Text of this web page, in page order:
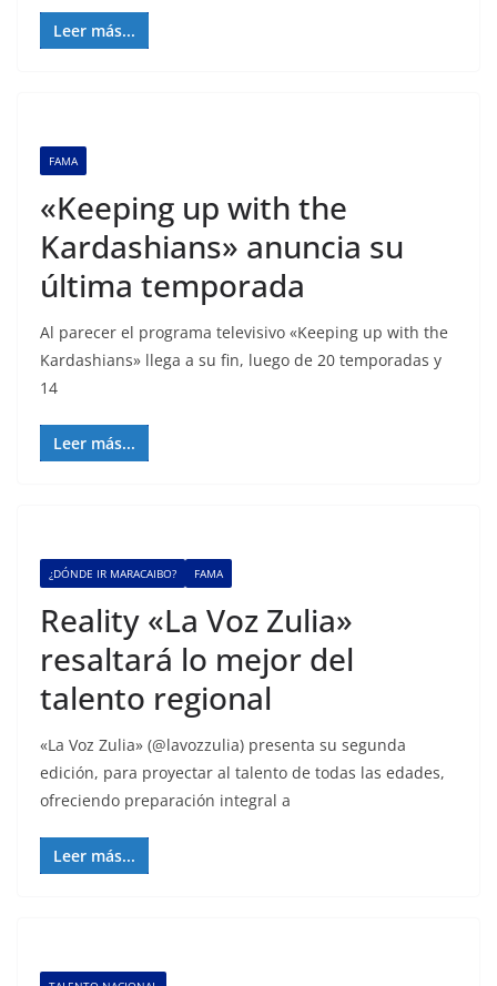
Leer más...
FAMA
«Keeping up with the
Kardashians» anuncia su
última temporada
Al parecer el programa televisivo «Keeping up with the
Kardashians» llega a su fin, luego de 20 temporadas y
14
Leer más...
¿DÓNDE IR MARACAIBO? FAMA
Reality «La Voz Zulia»
resaltará lo mejor del
talento regional
«La Voz Zulia» (@lavozzulia) presenta su segunda
edición, para proyectar al talento de todas las edades,
ofreciendo preparación integral a
Leer más...